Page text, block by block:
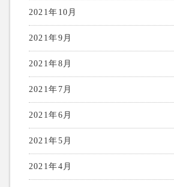
2021年10月
2021年9月
2021年8月
2021年7月
2021年6月
2021年5月
2021年4月